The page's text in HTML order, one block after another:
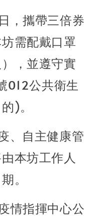
，攜帶三倍券
需配戴口罩
，並遵守實
012公共衛生
)。
、自主健康管
本坊工作人
。
情指揮中心公